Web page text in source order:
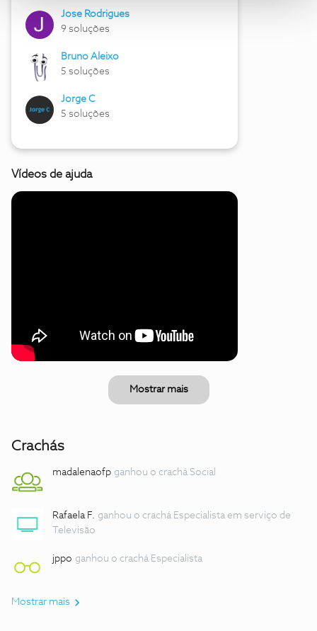
Jose Rodrigues
9 soluções
Bruno Aleixo
5 soluções
Jorge C
5 soluções
Vídeos de ajuda
Mostrar mais
Crachás
madalenaofp ganhou o crachá Social
Rafaela F. ganhou o crachá Especialista em serviço de
Televisão
jppo ganhou o crachá Especialista
Mostrar mais